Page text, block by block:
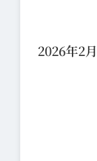
2026年2